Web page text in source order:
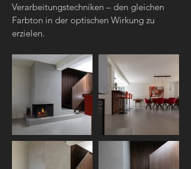
Verarbeitungstechniken – den gleichen
Farbton in der optischen Wirkung zu
erzielen.